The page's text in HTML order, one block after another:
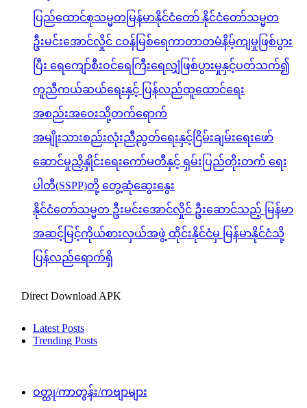
ပြည်ထောင်စုသမ္မတမြန်မာနိုင်ငံတော် နိုင်ငံတော်သမ္မတ
ဦးမင်းအောင်လှိုင် ငဝန်မြစ်ရေကာတာတမံနိမ့်ကျမှုဖြစ်ပွား
ပြီး ရေကျော်စီးဝင်ရေကြီးရေလျှံဖြစ်ပွားမှုနှင့်ပတ်သက်၍
ကူညီကယ်ဆယ်ရေးနှင့် ပြန်လည်ထူထောင်ရေး
အစည်းအဝေးသို့တက်ရောက်
အမျိုးသားစည်းလုံးညီညွတ်ရေးနှင့်ငြိမ်းချမ်းရေးဖော်
ဆောင်မှုညှိနှိုင်းရေးကော်မတီနှင့် ရှမ်းပြည်တိုးတက် ရေး
ပါတီ(SSPP)တို့ တွေ့ဆုံဆွေးနွေး
နိုင်ငံတော်သမ္မတ ဦးမင်းအောင်လှိုင် ဦးဆောင်သည့် မြန်မာ
အဆင့်မြင့်ကိုယ်စားလှယ်အဖွဲ့ ထိုင်းနိုင်ငံမှ မြန်မာနိုင်ငံသို့
ပြန်လည်ရောက်ရှိ
Direct Download APK
Latest Posts
Trending Posts
ဝတ္ထု/ကာတွန်း/ကဗျာများ